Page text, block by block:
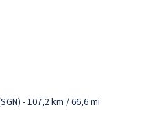
- 107,2 km / 66,6 mi